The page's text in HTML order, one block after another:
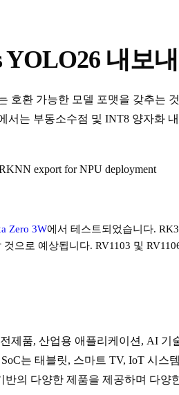
내보
호환 가능한 모델 포맷을 갖추는
는 부동소수점 및 INT8 양자화
Zero 3W에서 테스트되었습니다.
으로 예상됩니다. RV1103 및
품, 산업용 애플리케이션, AI 기
는 태블릿, 스마트 TV, IoT 시스
반의 다양한 제품을 제공하며